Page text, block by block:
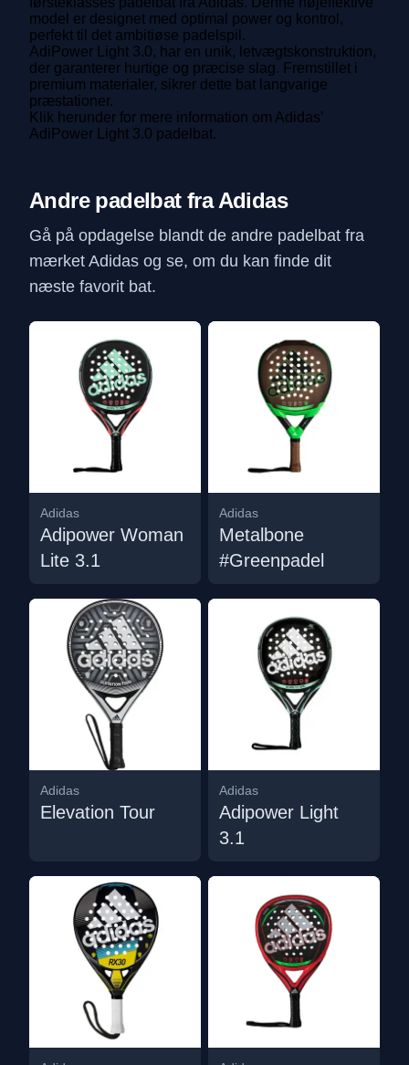
model er designet med optimal power og kontrol,
perfekt til det ambitiøse padelspil.
AdiPower Light 3.0, har en unik, letvægtskonstruktion,
der garanterer hurtige og præcise slag. Fremstillet i
premium materialer, sikrer dette bat langvarige
præstationer.
Klik herunder for mere information om Adidas'
AdiPower Light 3.0 padelbat.
Andre padelbat fra Adidas
Gå på opdagelse blandt de andre padelbat fra
mærket Adidas og se, om du kan finde dit
næste favorit bat.
Adidas
Adipower Woman
Lite 3.1
Adidas
Metalbone
#Greenpadel
Adidas
Elevation Tour
Adidas
Adipower Light
3.1